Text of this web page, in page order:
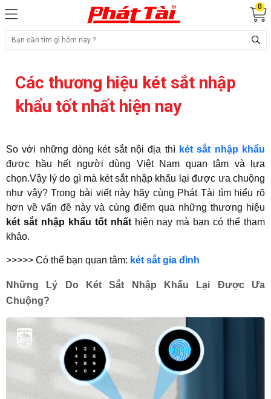
0
Các thương hiệu két sắt nhập
khẩu tốt nhất hiện nay
So với những dòng két sắt nội địa thì két sắt nhập khẩu
được hầu hết người dùng Việt Nam quan tâm và lựa
chọn.Vậy lý do gì mà két sắt nhập khẩu lại được ưa chuộng
như vậy? Trong bài viết này hãy cùng Phát Tài tìm hiểu rõ
hơn về vấn đề này và cùng điểm qua những thương hiệu
két sắt nhập khẩu tốt nhấthiện nay mà bạn có thể tham
khảo.
>>>>> Có thể bạn quan tâm: két sắt gia đình
Những Lý Do Két Sắt Nhập Khẩu Lại Được Ưa
Chuộng?